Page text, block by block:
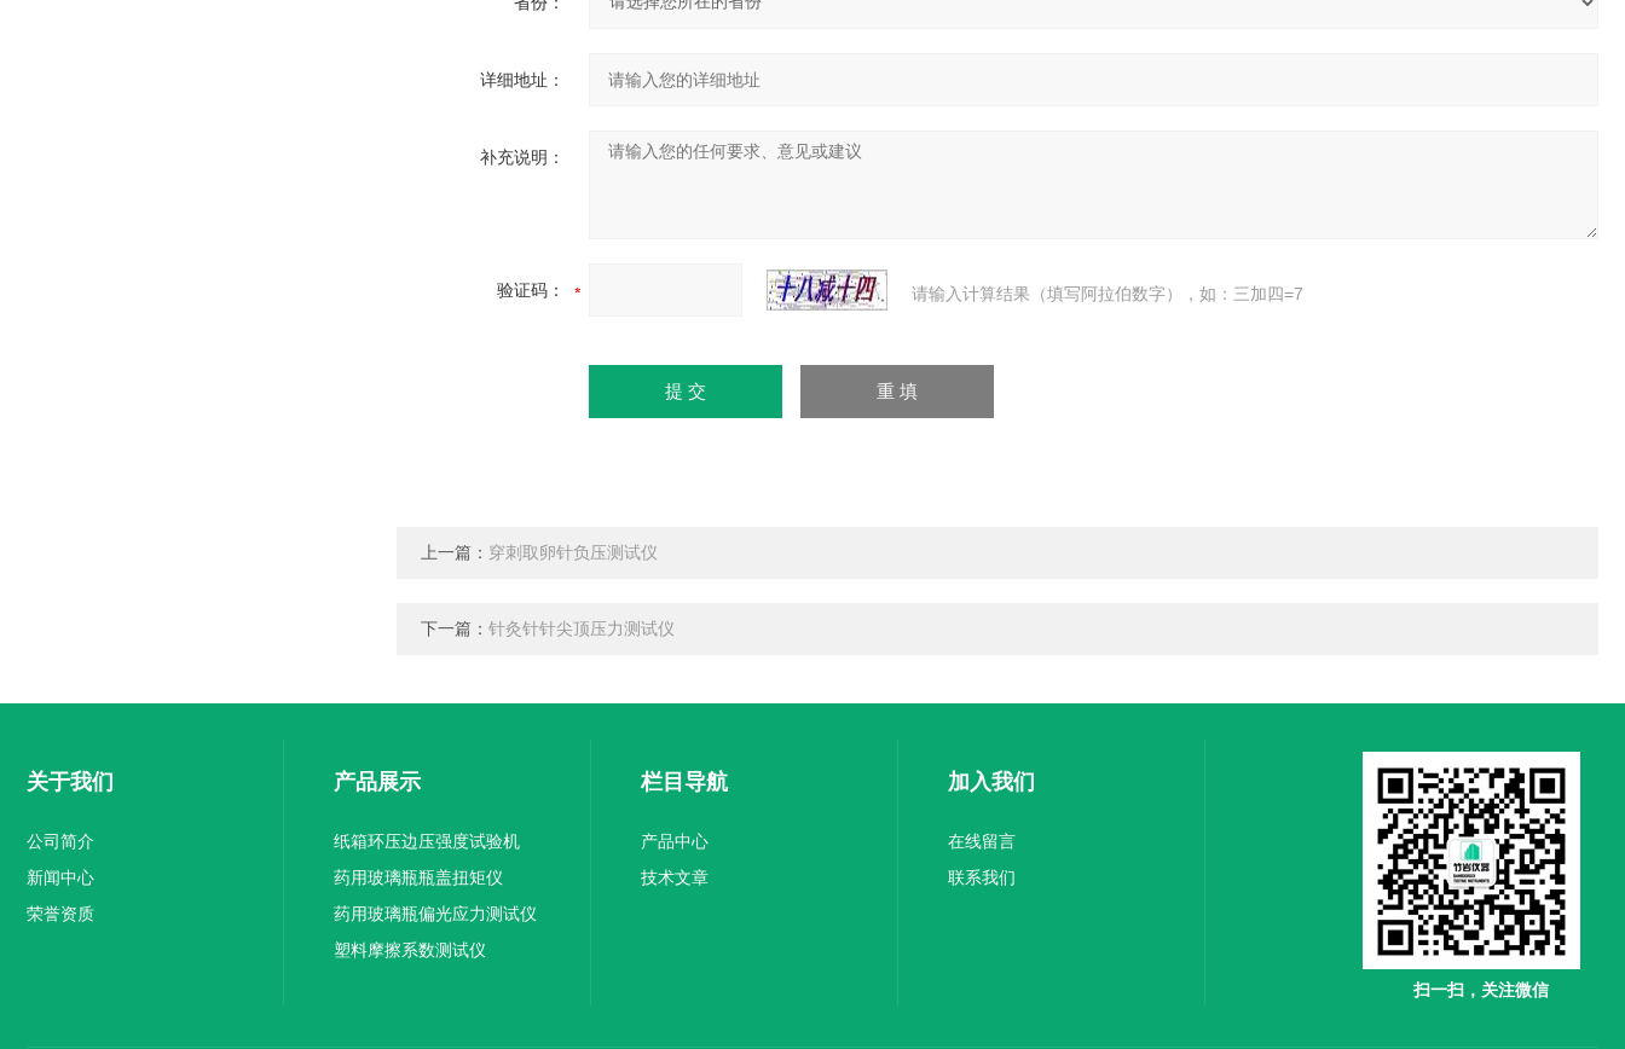
详细地址：
补充说明：
验证码： 请输入计算结果（填写阿拉伯数字），如：三加四=7
上一篇： 穿刺取卵针负压测试仪
下一篇： 针灸针针尖顶压力测试仪
关于我们
公司简介
新闻中心
荣誉资质
产品展示
纸箱环压边压强度试验机
药用玻璃瓶瓶盖扭矩仪
药用玻璃瓶偏光应力测试仪
塑料摩擦系数测试仪
栏目导航
产品中心
技术文章
加入我们
在线留言
联系我们
扫一扫，关注微信